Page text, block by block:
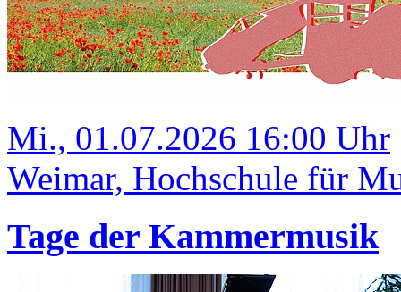
Mi., 01.07.2026 16:00 Uhr
Weimar, Hochschule für
Tage der Kammermusik